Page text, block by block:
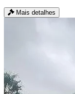
Mais detalhes